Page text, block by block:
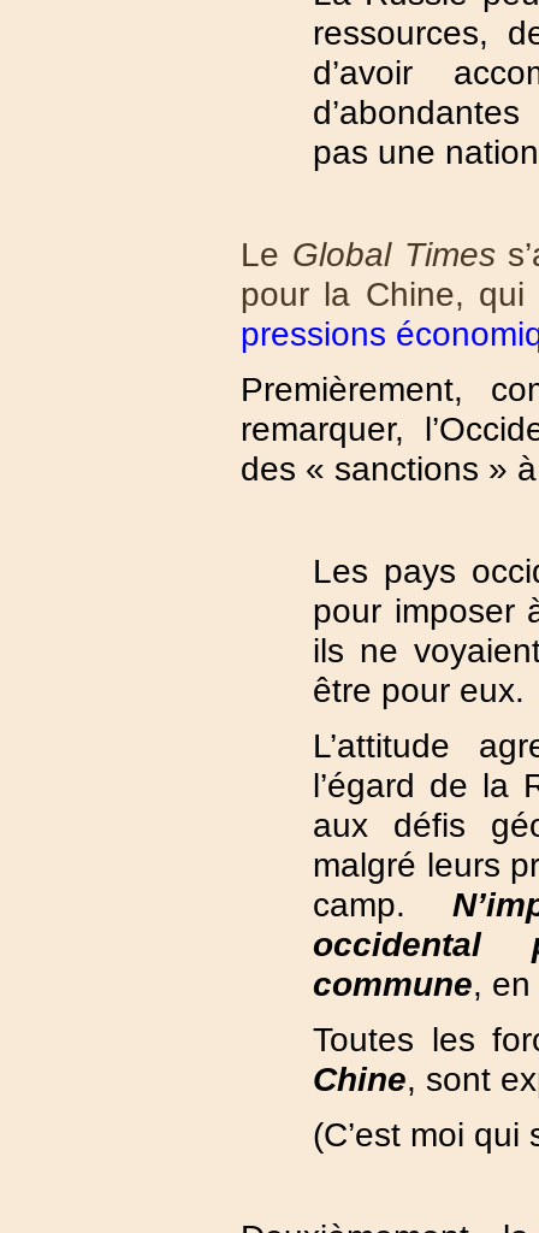
ressources,
d’avoir
pas une
Le Global Times
pour la Chine, qui
pressions
Premièrement,
remarquer,
des « sanctions »
Les pays
pour imposer
ils ne
être pour eux.
L’attitude
l’égard de la
aux défis
malgré leurs
camp.
occidental
commune, en
Toutes les
Chine, sont
(C’est moi qui